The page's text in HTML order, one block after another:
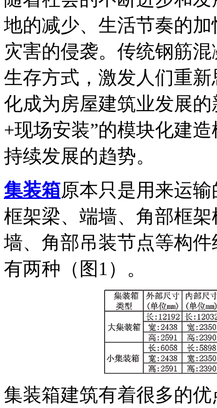
地的减少、生活节奏的
灾害的侵袭。传统钢筋
生存方式，激发人们重
化成为房屋建筑业发展
+现场安装”的模块化建
持续发展的趋势。
集装箱原本只是用来运
框架梁、端墙、角部框
墙、角部吊装节点等构
有两种（图1）。
集装箱建筑有着很多的优